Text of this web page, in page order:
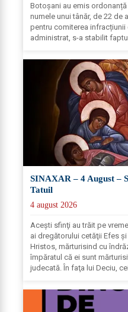
Botoșani au emis
numele unui tânăr, de 22
pentru comiterea
administrat, s-a stabilit faptul
SINAXAR – 4 August –
Tatuil
4 august 2026
Aceşti sfinţi au trăit pe
ai dregătorului cetăţii Efes
Hristos, mărturisind cu
împăratul că ei sunt
judecată. În faţa lui Deciu,